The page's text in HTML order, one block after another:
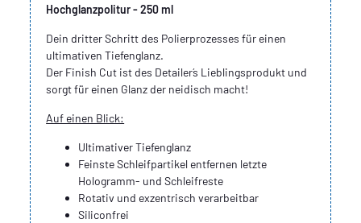
Hochglanzpolitur - 250 ml
Dein dritter Schritt des Polierprozesses für einen
ultimativen Tiefenglanz.
Der Finish Cut ist des Detailer´s Lieblingsprodukt und
sorgt für einen Glanz der neidisch macht!
Auf einen Blick:
Ultimativer Tiefenglanz
Feinste Schleifpartikel entfernen letzte
Hologramm- und Schleifreste
Rotativ und exzentrisch verarbeitbar
Siliconfrei